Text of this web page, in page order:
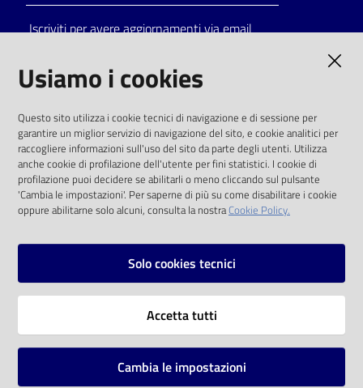
on line
Eventi
Chiedi al
bibliotecario
Avvisi
Iscriviti per avere aggiornamenti via email
solo alle condizioni previste dalla direttiva
comunitaria 2003/98/CE e dal d.lgs. 36/2006
SOCIAL
Instagram
Vai alla pagina
Usiamo i cookies
Questo sito utilizza i cookie tecnici di navigazione e di sessione per
garantire un miglior servizio di navigazione del sito, e cookie analitici per
raccogliere informazioni sull'uso del sito da parte degli utenti. Utilizza
anche cookie di profilazione dell'utente per fini statistici. I cookie di
profilazione puoi decidere se abilitarli o meno cliccando sul pulsante
'Cambia le impostazioni'. Per saperne di più su come disabilitare i cookie
oppure abilitarne solo alcuni, consulta la nostraCookie Policy.
Solo cookies tecnici
Accetta tutti
Cambia le impostazioni